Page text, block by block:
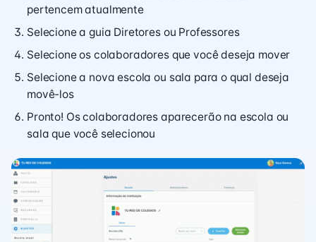
pertencem atualmente
Selecione a guia Diretores ou Professores
Selecione os colaboradores que você deseja mover
Selecione a nova escola ou sala para o qual deseja
movê-los
Pronto! Os colaboradores aparecerão na escola ou
sala que você selecionou